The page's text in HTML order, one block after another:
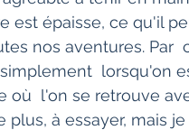
est épaisse, ce qu'il
nos aventures. Par
lorsqu'on
l'on se retrouve
à essayer, mais